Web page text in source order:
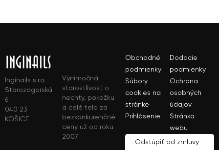
Inginails s.r.o.
Starozagorská
6
040 23
KOŠICE
Výnimočná
starostlivosť o
nechty, pokožku
a celé telo za
bezkonkurenčné
ceny už od roku
2007
Obchodné
podmienky
Dodacie
podmienky
Súbory
cookies na
stránke
Ochrana
osobných
údajov
Prihlásenie
Stránka
webu
Odstúpiť od zmluvy